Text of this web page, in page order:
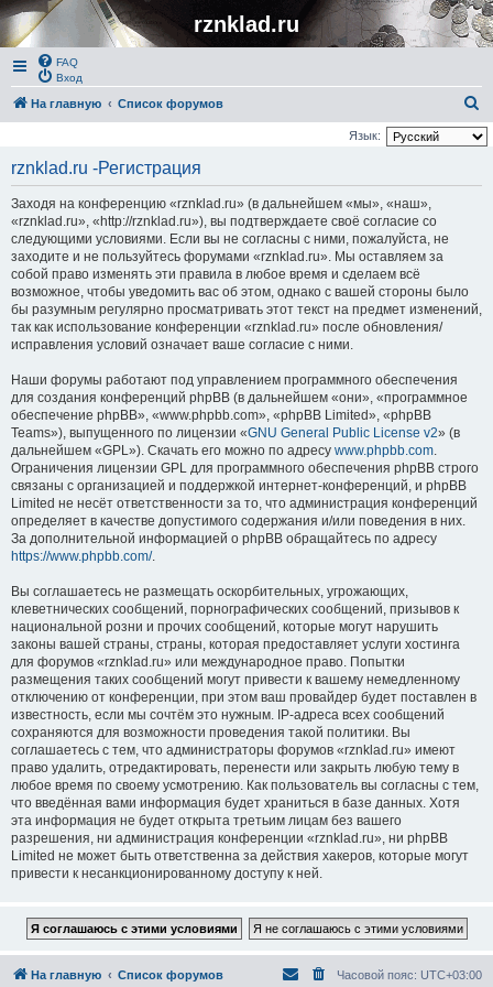
rznklad.ru
FAQ
Вход
На главную Список форумов
о
Язык:
rznklad.ru -Регистрация
Заходя на конференцию «rznklad.ru» (в дальнейшем «мы», «наш»,
«rznklad.ru», «http://rznklad.ru»), вы подтверждаете своё согласие со
следующими условиями. Если вы не согласны с ними, пожалуйста, не
заходите и не пользуйтесь форумами «rznklad.ru». Мы оставляем за
собой право изменять эти правила в любое время и сделаем всё
возможное, чтобы уведомить вас об этом, однако с вашей стороны было
бы разумным регулярно просматривать этот текст на предмет изменений,
так как использование конференции «rznklad.ru» после обновления/
исправления условий означает ваше согласие с ними.
Наши форумы работают под управлением программного обеспечения
для создания конференций phpBB (в дальнейшем «они», «программное
обеспечение phpBB», «www.phpbb.com», «phpBB Limited», «phpBB
Teams»), выпущенного по лицензии «GNU General Public License v2» (в
дальнейшем «GPL»). Скачать его можно по адресу www.phpbb.com.
Ограничения лицензии GPL для программного обеспечения phpBB строго
связаны с организацией и поддержкой интернет-конференций, и phpBB
Limited не несёт ответственности за то, что администрация конференций
определяет в качестве допустимого содержания и/или поведения в них.
За дополнительной информацией о phpBB обращайтесь по адресу
https://www.phpbb.com/.
Вы соглашаетесь не размещать оскорбительных, угрожающих,
клеветнических сообщений, порнографических сообщений, призывов к
национальной розни и прочих сообщений, которые могут нарушить
законы вашей страны, страны, которая предоставляет услуги хостинга
для форумов «rznklad.ru» или международное право. Попытки
размещения таких сообщений могут привести к вашему немедленному
отключению от конференции, при этом ваш провайдер будет поставлен в
известность, если мы сочтём это нужным. IP-адреса всех сообщений
сохраняются для возможности проведения такой политики. Вы
соглашаетесь с тем, что администраторы форумов «rznklad.ru» имеют
право удалить, отредактировать, перенести или закрыть любую тему в
любое время по своему усмотрению. Как пользователь вы согласны с тем,
что введённая вами информация будет храниться в базе данных. Хотя
эта информация не будет открыта третьим лицам без вашего
разрешения, ни администрация конференции «rznklad.ru», ни phpBB
Limited не может быть ответственна за действия хакеров, которые могут
привести к несанкционированному доступу к ней.
На главную Список форумов Часовой пояс: UTC+03:00